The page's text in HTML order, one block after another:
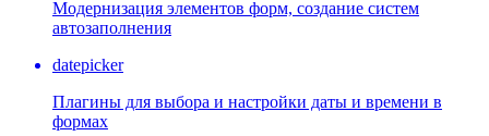
Модернизация элементов форм, создание систем
автозаполнения
datepicker
Плагины для выбора и настройки даты и времени в
формах